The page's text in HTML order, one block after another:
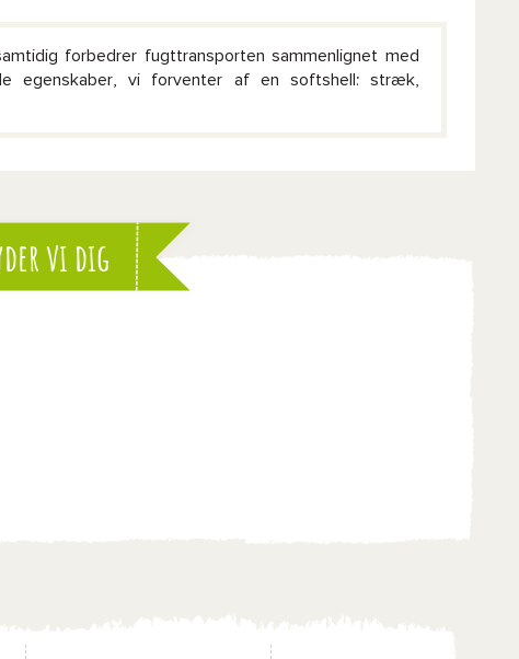
forbedrer fugttransporten sammenlignet med
egenskaber, vi forventer af en softshell: stræk,
vi dig